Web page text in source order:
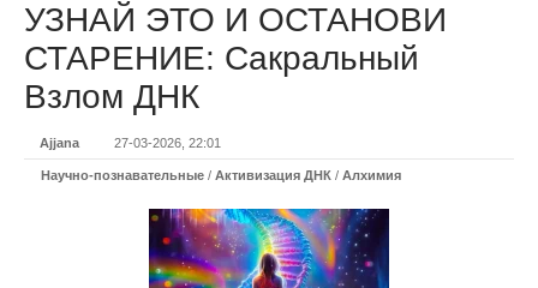
УЗНАЙ ЭТО И ОСТАНОВИ
СТАРЕНИЕ: Сакральный
Взлом ДНК
Ajjana 27-03-2026, 22:01
Научно-познавательные / Активизация ДНК / Алхимия